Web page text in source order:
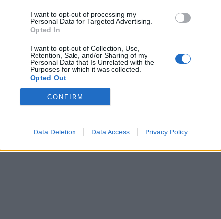
I want to opt-out of processing my
Personal Data for Targeted Advertising.
Opted In
I want to opt-out of Collection, Use,
Retention, Sale, and/or Sharing of my
Personal Data that Is Unrelated with the
Purposes for which it was collected.
Opted Out
CONFIRM
Data Deletion Data Access Privacy Policy